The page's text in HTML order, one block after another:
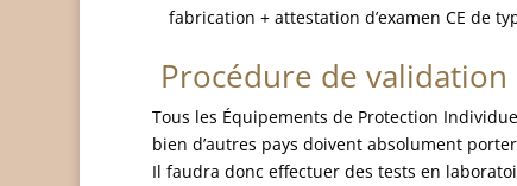
fabrication + attestation d’examen CE de
Procédure de validation
Tous les Équipements de Protection
bien d’autres pays doivent absolument
Il faudra donc effectuer des tests en